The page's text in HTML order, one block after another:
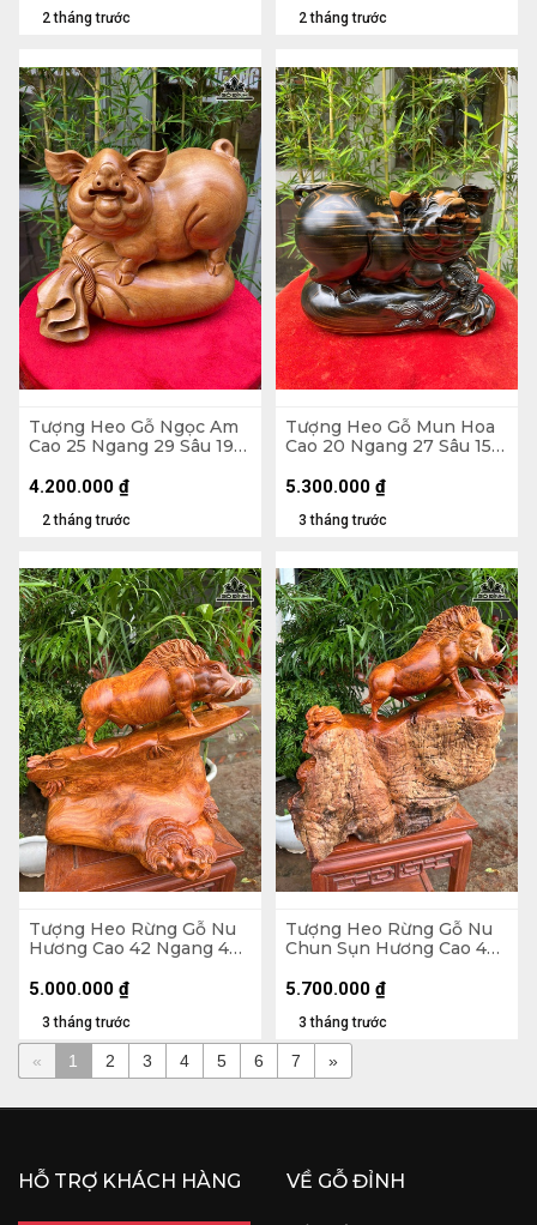
2 tháng trước 2 tháng trước
Tượng Heo Gỗ Ngọc Am
Cao 25 Ngang 29 Sâu 19
2 tháng trước
4.200.000 ₫
Tượng Heo Gỗ Mun Hoa
Cao 20 Ngang 27 Sâu 15
3 tháng trước
5.300.000 ₫
Tượng Heo Rừng Gỗ Nu
Hương Cao 42 Ngang 42
3 tháng trước
5.000.000 ₫
Tượng Heo Rừng Gỗ Nu
Chun Sụn Hương Cao 48
3 tháng trước
5.700.000 ₫
« 1 2 3 4 5 6 7 »
HỖ TRỢ KHÁCH HÀNG VỀ GỖ ĐỈNH